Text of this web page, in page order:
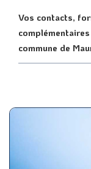
Vos contacts,
commune de